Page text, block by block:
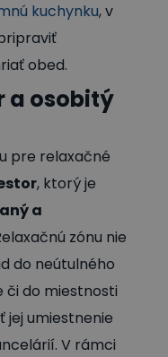
kuchynku, v
obed.
a osobitý
pre relaxačné
, ktorý je
a
zónu nie
do neútulného
či do miestnosti
jej umiestnenie
V rámci